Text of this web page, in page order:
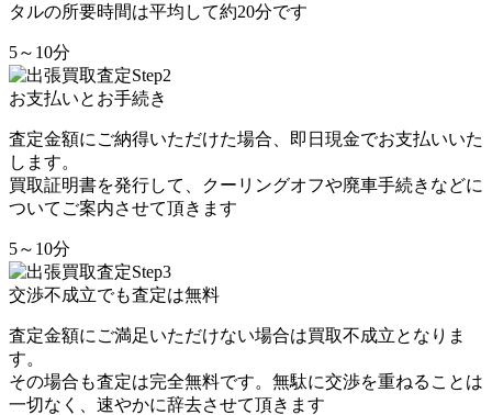
タルの所要時間は平均して約20分です
5～10分
お支払いとお手続き
査定金額にご納得いただけた場合、即日現金でお支払いいた
します。
買取証明書を発行して、クーリングオフや廃車手続きなどに
ついてご案内させて頂きます
5～10分
交渉不成立でも査定は無料
査定金額にご満足いただけない場合は買取不成立となりま
す。
その場合も査定は完全無料です。無駄に交渉を重ねることは
一切なく、 速やかに辞去させて頂きます